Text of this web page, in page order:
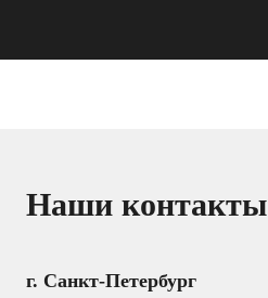
Наши контакты
г. Санкт-Петербург